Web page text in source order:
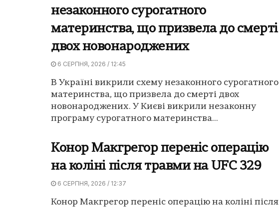
незаконного сурогатного
материнства, що призвела до смерті
двох новонароджених
6 СЕРПНЯ, 2026 / 12:45
В Україні викрили схему незаконного сурогатного
материнства, що призвела до смерті двох
новонароджених. У Києві викрили незаконну
програму сурогатного материнства...
Конор Макгрегор переніс операцію
на коліні після травми на UFC 329
6 СЕРПНЯ, 2026 / 12:37
Конор Макгрегор переніс операцію на коліні після